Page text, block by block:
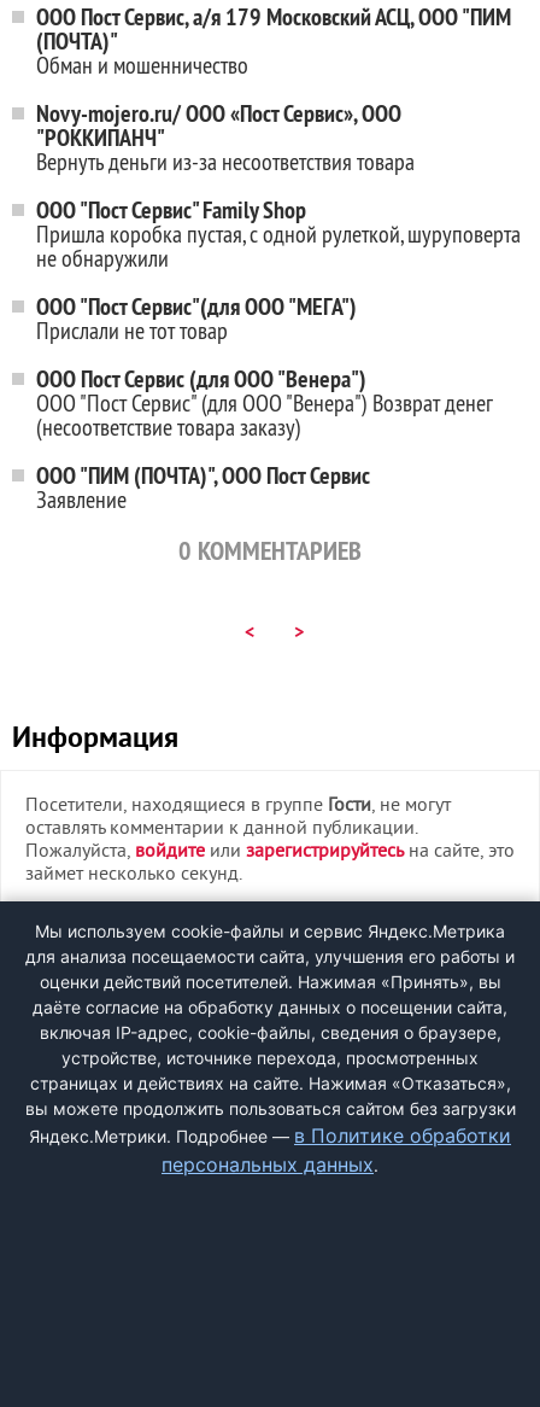
ООО Пост Сервис, а/я 179 Московский АСЦ, ООО "ПИМ
(ПОЧТА)"
Обман и мошенничество
Novy-mojero.ru/ ООО «Пост Сервис», ООО
"РОККИПАНЧ"
Вернуть деньги из-за несоответствия товара
ООО "Пост Сервис" Family Shop
Пришла коробка пустая, с одной рулеткой, шуруповерта
не обнаружили
ООО "Пост Сервис"(для ООО "МЕГА")
Прислали не тот товар
ООО Пост Сервис (для ООО "Венера")
ООО "Пост Сервис" (для ООО "Венера") Возврат денег
(несоответствие товара заказу)
ООО "ПИМ (ПОЧТА)", ООО Пост Сервис
Заявление
0 КОММЕНТАРИЕВ
< >
Информация
Посетители, находящиеся в группе Гости, не могут
оставлять комментарии к данной публикации.
Пожалуйста, войдите или зарегистрируйтесьна сайте, это
займет несколько секунд.
ВХОД
РЕГИСТРАЦИЯ
Быстрая регистрациячерез соцсети:
Мы используем cookie-файлы и сервис Яндекс.Метрика
для анализа посещаемости сайта, улучшения его работы и
оценки действий посетителей. Нажимая «Принять», вы
даёте согласие на обработку данных о посещении сайта,
включая IP-адрес, cookie-файлы, сведения о браузере,
устройстве, источнике перехода, просмотренных
страницах и действиях на сайте. Нажимая «Отказаться»,
вы можете продолжить пользоваться сайтом без загрузки
Яндекс.Метрики. Подробнее — в Политике обработки
персональных данных.